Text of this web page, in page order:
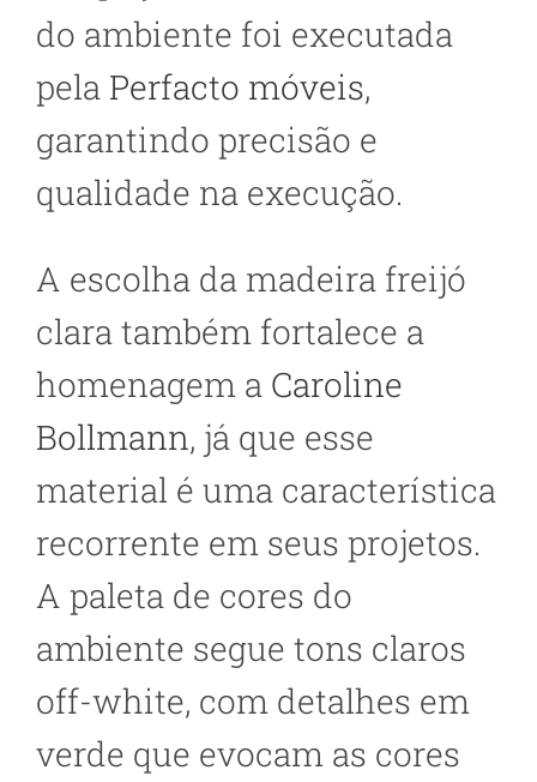
do ambiente foi executada
pela Perfacto móveis,
garantindo precisão e
qualidade na execução.
A escolha da madeira freijó
clara também fortalece a
homenagem a Caroline
Bollmann, já que esse
material é uma característica
recorrente em seus projetos.
A paleta de cores do
ambiente segue tons claros
off-white, com detalhes em
verde que evocam as cores